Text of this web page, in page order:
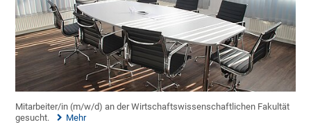
Mitarbeiter/in (m/w/d) an der Wirtschaftswissenschaftlichen Fakultät
gesucht.
Mehr